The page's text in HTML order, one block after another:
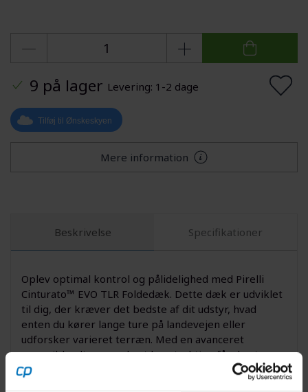
9 på lager Levering: 1-2 dage
Tilføj til Ønskeskyen
Mere information
Beskrivelse Specifikationer
Oplev optimal kontrol og pålidelighed med Pirelli
Cinturato™ EVO TLR Foldedæk. Dette dæk er udviklet
til dig, der kræver det bedste af dit udstyr, hvad
enten du kører lange ture på landevejen eller
udforsker varieret terræn. Med en avanceret
gummiblanding og robust konstruktion får du et
foldedæk, der imponerer med både greb og
holdbarhed, så du kan fokusere på oplevelsen frem